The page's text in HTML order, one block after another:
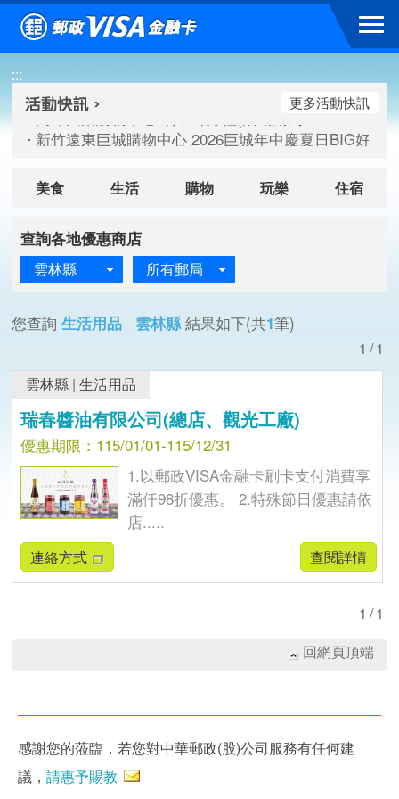
跳到主要內容區塊
:::
高雄大樂購物中心 刷卡郵好禮(活動期間：115/08/07-
臺北三創生活 有點東西第2波 刷卡郵好禮(活動期間：
高雄大樂購物中心 刷卡郵好禮(活動期間：115/08/07-
新竹遠東巨城購物中心 2026巨城年中慶夏日BIG好刷(
更多活動快訊
美食 生活 購物 玩樂 住宿
查詢各地優惠商店
雲林縣 所有郵局
您查詢 生活用品 雲林縣 結果如下(共1筆)
1/1
雲林縣 |生活用品
瑞春醬油有限公司(總店、觀光工廠)
優惠期限：115/01/01-115/12/31
1.以郵政VISA金融卡刷卡支付消費享
滿仟98折優惠。 2.特殊節日優惠請依
店.....
連絡方式 查閱詳情
1/1
回網頁頂端
感謝您的蒞臨，若您對中華郵政(股)公司服務有任何建
議， 請惠予賜教